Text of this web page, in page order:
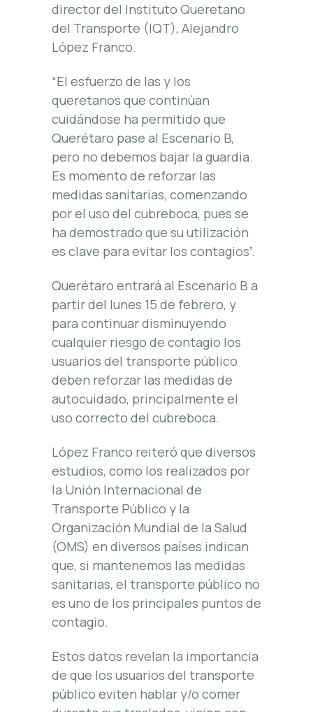
director del Instituto Queretano
del Transporte (IQT), Alejandro
López Franco.
“El esfuerzo de las y los
queretanos que continúan
cuidándose ha permitido que
Querétaro pase al Escenario B,
pero no debemos bajar la guardia.
Es momento de reforzar las
medidas sanitarias, comenzando
por el uso del cubreboca, pues se
ha demostrado que su utilización
es clave para evitar los contagios”.
Querétaro entrará al Escenario B a
partir del lunes 15 de febrero, y
para continuar disminuyendo
cualquier riesgo de contagio los
usuarios del transporte público
deben reforzar las medidas de
autocuidado, principalmente el
uso correcto del cubreboca.
López Franco reiteró que diversos
estudios, como los realizados por
la Unión Internacional de
Transporte Público y la
Organización Mundial de la Salud
(OMS) en diversos países indican
que, si mantenemos las medidas
sanitarias, el transporte público no
es uno de los principales puntos de
contagio.
Estos datos revelan la importancia
de que los usuarios del transporte
público eviten hablar y/o comer